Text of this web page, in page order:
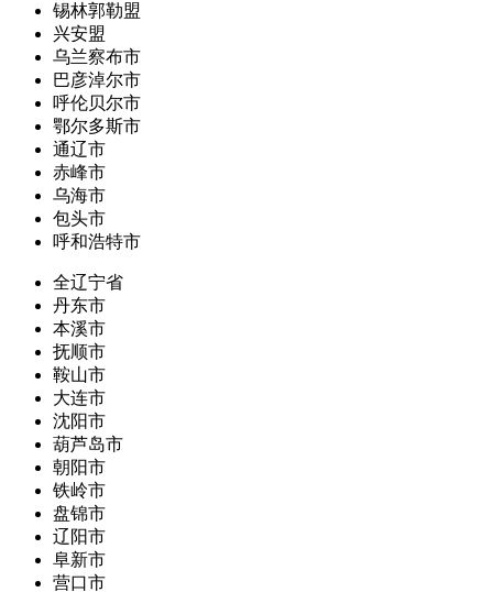
锡林郭勒盟
兴安盟
乌兰察布市
巴彦淖尔市
呼伦贝尔市
鄂尔多斯市
通辽市
赤峰市
乌海市
包头市
呼和浩特市
全辽宁省
丹东市
本溪市
抚顺市
鞍山市
大连市
沈阳市
葫芦岛市
朝阳市
铁岭市
盘锦市
辽阳市
阜新市
营口市